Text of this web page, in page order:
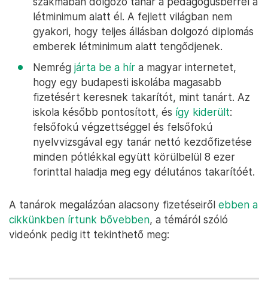
létminimum alatt él. A fejlett világban nem
gyakori, hogy teljes állásban dolgozó diplomás
emberek létminimum alatt tengődjenek.
Nemrég járta be a hír a magyar internetet,
hogy egy budapesti iskolába magasabb
fizetésért keresnek takarítót, mint tanárt. Az
iskola később pontosított, és így kiderült:
felsőfokú végzettséggel és felsőfokú
nyelvvizsgával egy tanár nettó kezdőfizetése
minden pótlékkal együtt körülbelül 8 ezer
forinttal haladja meg egy délutános takarítóét.
A tanárok megalázóan alacsony fizetéseiről ebben a
cikkünkben írtunk bővebben, a témáról szóló
videónk pedig itt tekinthető meg: